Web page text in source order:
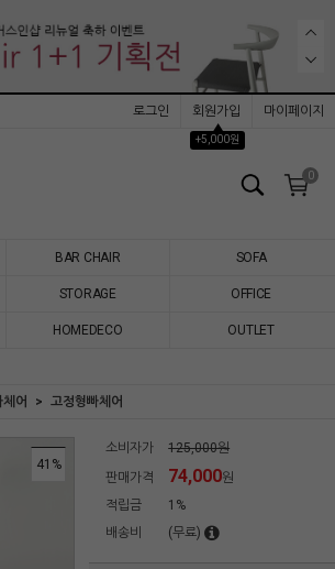
로그인
회원가입
▲
+5,000원
마이페이지
0
BAR CHAIR SOFA
STORAGE OFFICE
HOMEDECO OUTLET
어 고정형빠체어
41 %
소비자가
125,000원
판매가격
74,000원
적립금
1%
배송비
(무료)